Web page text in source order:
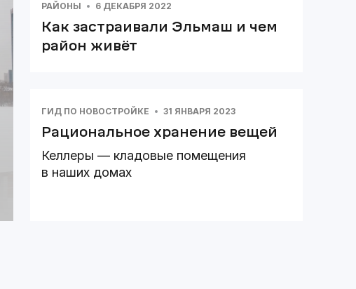
РАЙОНЫ 6 ДЕКАБРЯ 2022
Как застраивали Эльмаш и чем
район живёт
ГИД ПО НОВОСТРОЙКЕ 31 ЯНВАРЯ 2023
Рациональное хранение вещей
Келлеры — кладовые помещения
в наших домах